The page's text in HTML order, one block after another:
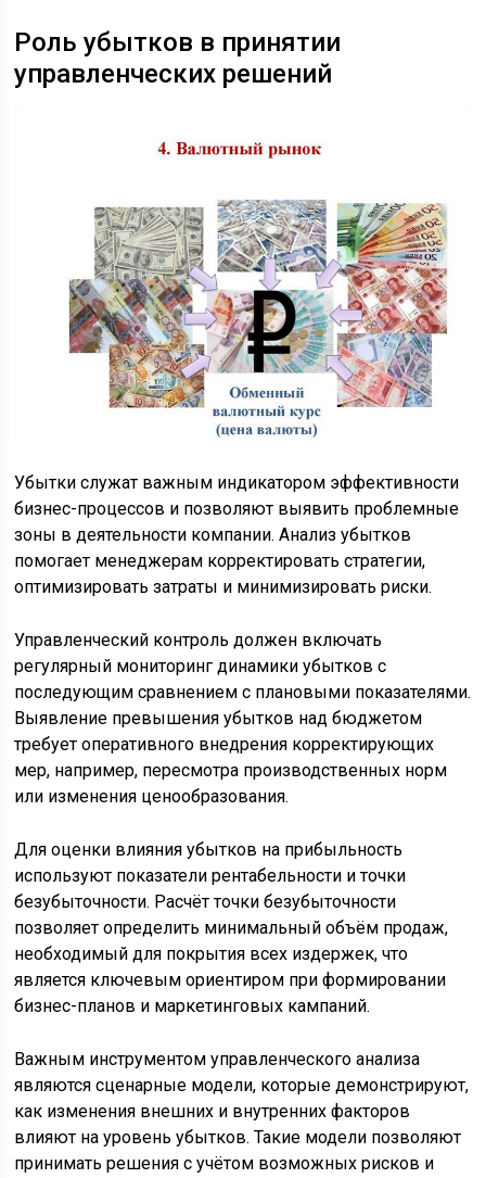
Роль убытков в принятии
управленческих решений
Убытки служат важным индикатором эффективности
бизнес-процессов и позволяют выявить проблемные
зоны в деятельности компании. Анализ убытков
помогает менеджерам корректировать стратегии,
оптимизировать затраты и минимизировать риски.
Управленческий контроль должен включать
регулярный мониторинг динамики убытков с
последующим сравнением с плановыми показателями.
Выявление превышения убытков над бюджетом
требует оперативного внедрения корректирующих
мер, например, пересмотра производственных норм
или изменения ценообразования.
Для оценки влияния убытков на прибыльность
используют показатели рентабельности и точки
безубыточности. Расчёт точки безубыточности
позволяет определить минимальный объём продаж,
необходимый для покрытия всех издержек, что
является ключевым ориентиром при формировании
бизнес-планов и маркетинговых кампаний.
Важным инструментом управленческого анализа
являются сценарные модели, которые демонстрируют,
как изменения внешних и внутренних факторов
влияют на уровень убытков. Такие модели позволяют
принимать решения с учётом возможных рисков и